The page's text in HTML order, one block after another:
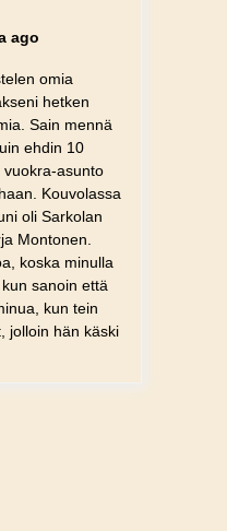
ago
omia
hetken
Sain mennä
ehdin 10
vuokra-asunto
Kouvolassa
oli Sarkolan
Montonen.
koska minulla
sanoin että
kun tein
jolloin hän käski